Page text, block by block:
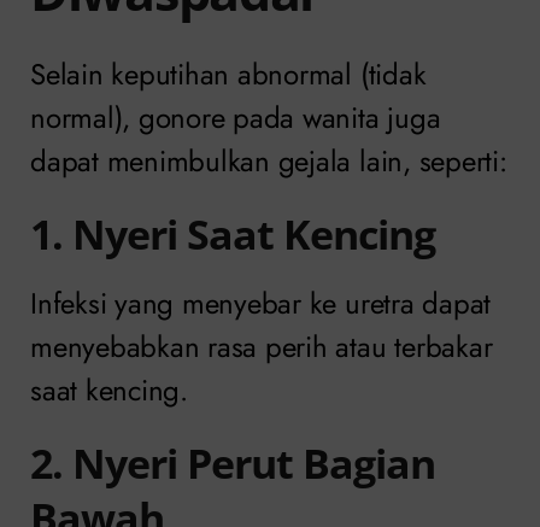
Selain keputihan abnormal (tidak
normal), gonore pada wanita juga
dapat menimbulkan gejala lain, seperti:
1. Nyeri Saat Kencing
Infeksi yang menyebar ke uretra dapat
menyebabkan rasa perih atau terbakar
saat kencing.
2. Nyeri Perut Bagian